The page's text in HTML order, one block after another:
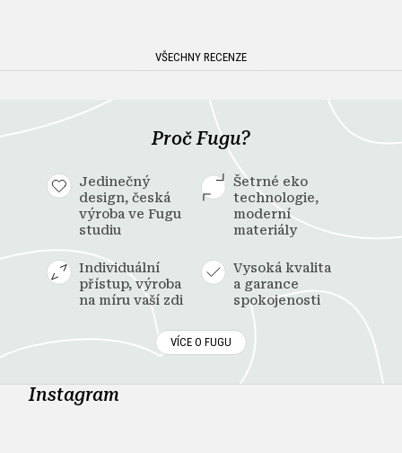
VŠECHNY RECENZE
Proč Fugu?
Jedinečný
design, česká
výroba ve Fugu
studiu
Šetrné eko
technologie,
moderní
materiály
Individuální
přístup, výroba
na míru vaší zdi
Vysoká kvalita
a garance
spokojenosti
VÍCE O FUGU
Instagram